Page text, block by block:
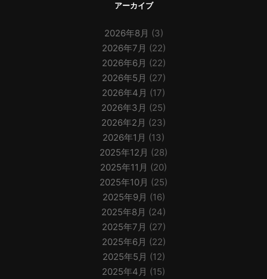
アーカイブ
2026年8月 (3)
2026年7月 (22)
2026年6月 (22)
2026年5月 (27)
2026年4月 (17)
2026年3月 (25)
2026年2月 (23)
2026年1月 (13)
2025年12月 (28)
2025年11月 (20)
2025年10月 (25)
2025年9月 (16)
2025年8月 (24)
2025年7月 (27)
2025年6月 (22)
2025年5月 (12)
2025年4月 (15)